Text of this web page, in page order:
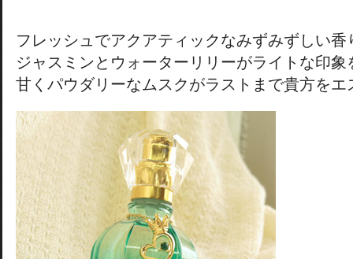
フレッシュでアクアティックなみずみずしい香
ジャスミンとウォーターリリーがライトな印象
甘くパウダリーなムスクがラストまで貴方をエ